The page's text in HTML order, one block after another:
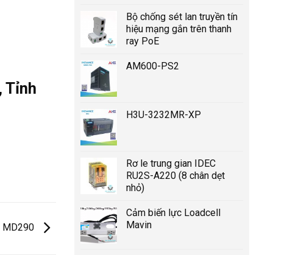
Tỉnh
MD290
Bộ chống sét lan truyền tín
hiệu mạng gắn trên thanh
ray PoE
AM600-PS2
H3U-3232MR-XP
Rơ le trung gian IDEC
RU2S-A220 (8 chân dẹt
nhỏ)
Cảm biến lực Loadcell
Mavin